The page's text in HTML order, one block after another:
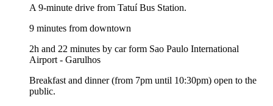
A 9-minute drive from Tatuí Bus Station.
9 minutes from downtown
2h and 22 minutes by car form Sao Paulo International
Airport - Garulhos
Breakfast and dinner (from 7pm until 10:30pm) open to the
public.